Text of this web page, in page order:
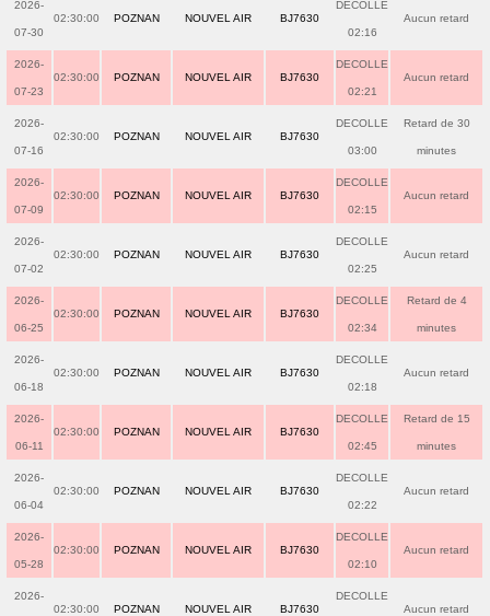
2026-
07-30
02:30:00 POZNAN NOUVEL AIR BJ7630
DECOLLE
02:16
Aucun retard
2026-
07-23
02:30:00 POZNAN NOUVEL AIR BJ7630
DECOLLE
02:21
Aucun retard
2026-
07-16
02:30:00 POZNAN NOUVEL AIR BJ7630
DECOLLE
03:00
Retard de 30
minutes
2026-
07-09
02:30:00 POZNAN NOUVEL AIR BJ7630
DECOLLE
02:15
Aucun retard
2026-
07-02
02:30:00 POZNAN NOUVEL AIR BJ7630
DECOLLE
02:25
Aucun retard
2026-
06-25
02:30:00 POZNAN NOUVEL AIR BJ7630
DECOLLE
02:34
Retard de 4
minutes
2026-
06-18
02:30:00 POZNAN NOUVEL AIR BJ7630
DECOLLE
02:18
Aucun retard
2026-
06-11
02:30:00 POZNAN NOUVEL AIR BJ7630
DECOLLE
02:45
Retard de 15
minutes
2026-
06-04
02:30:00 POZNAN NOUVEL AIR BJ7630
DECOLLE
02:22
Aucun retard
2026-
05-28
02:30:00 POZNAN NOUVEL AIR BJ7630
DECOLLE
02:10
Aucun retard
2026-
02:30:00 POZNAN NOUVEL AIR BJ7630
DECOLLE
Aucun retard